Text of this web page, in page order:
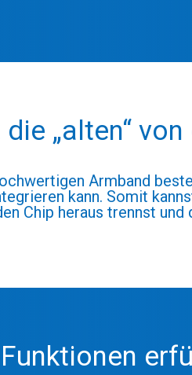
„alten“
Armband
kann. Somit
Chip heraus trennst